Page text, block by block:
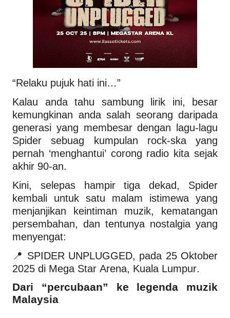
“Relaku pujuk hati ini…”
Kalau anda tahu sambung lirik ini, besar
kemungkinan anda salah seorang daripada
generasi yang membesar dengan lagu-lagu
Spider sebuag kumpulan rock-ska yang
pernah ‘menghantui’ corong radio kita sejak
akhir 90-an.
Kini, selepas hampir tiga dekad, Spider
kembali untuk satu malam istimewa yang
menjanjikan keintiman muzik, kematangan
persembahan, dan tentunya nostalgia yang
menyengat:
📍 SPIDER UNPLUGGED, pada 25 Oktober
2025 di Mega Star Arena, Kuala Lumpur.
Dari “percubaan” ke legenda muzik
Malaysia